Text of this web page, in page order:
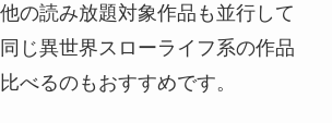
の読み放題対象作品も並行して
じ異世界スローライフ系の作品
べるのもおすすめです。